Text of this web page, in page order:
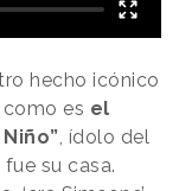
hecho icónico
es el
, ídolo del
su casa.